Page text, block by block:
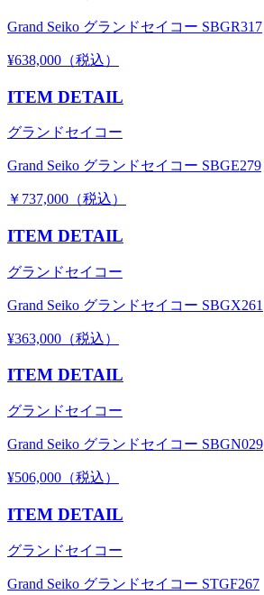
Grand Seiko グランドセイコー SBGR317
¥638,000（税込）
ITEM DETAIL
グランドセイコー
Grand Seiko グランドセイコー SBGE279
￥737,000（税込）
ITEM DETAIL
グランドセイコー
Grand Seiko グランドセイコー SBGX261
¥363,000（税込）
ITEM DETAIL
グランドセイコー
Grand Seiko グランドセイコー SBGN029
¥506,000（税込）
ITEM DETAIL
グランドセイコー
Grand Seiko グランドセイコー STGF267